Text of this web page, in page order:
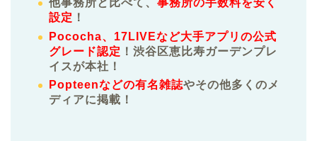
他事務所と比べて、 事務所の手数料を安く
設定 ！
Pococha、17LIVEなど大手アプリの公式
グレード認定 ！渋谷区恵比寿ガーデンプレ
イスが本社！
Popteenなどの有名雑誌やその他多くのメ
ディアに掲載！